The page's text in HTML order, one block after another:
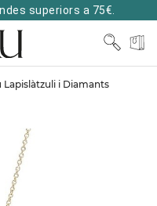
superiors a 75€.
Lapislàtzuli i Diamants